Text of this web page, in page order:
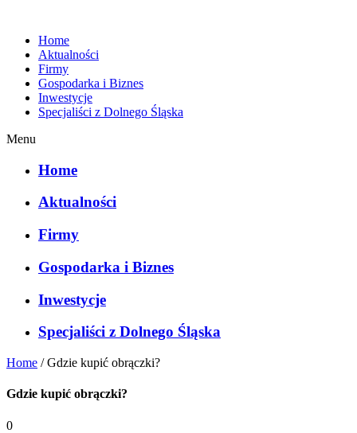
Home
Aktualności
Firmy
Gospodarka i Biznes
Inwestycje
Specjaliści z Dolnego Śląska
Menu
Home
Aktualności
Firmy
Gospodarka i Biznes
Inwestycje
Specjaliści z Dolnego Śląska
Home /Gdzie kupić obrączki?
Gdzie kupić obrączki?
0